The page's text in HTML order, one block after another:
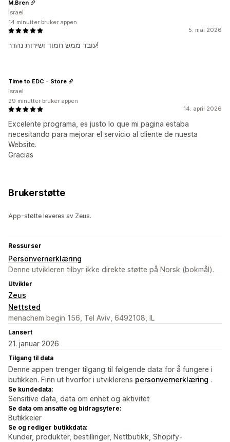
5. mai 2026
עובד ממש חמוד ושירות נהדר!
M.Bren
Israel
14 minutter bruker appen
14. april 2026
Excelente programa, es justo lo que mi pagina estaba
necesitando para mejorar el servicio al cliente de nuesta
Website.
Gracias
Time to EDC - Store
Israel
29 minutter bruker appen
Brukerstøtte
App-støtte leveres av Zeus.
Ressurser
Personvernerklæring
Denne utvikleren tilbyr ikke direkte støtte på Norsk (bokmål).
Utvikler
Zeus
Nettsted
menachem begin 156, Tel Aviv, 6492108, IL
Lansert
21. januar 2026
Tilgang til data
Denne appen trenger tilgang til følgende data for å fungere i
butikken. Finn ut hvorfor i utviklerens personvernerklæring .
Se kundedata:
Sensitive data, data om enhet og aktivitet
Se data om ansatte og bidragsytere:
Butikkeier
Se og rediger butikkdata:
Kunder, produkter, bestillinger, Nettbutikk, Shopify-